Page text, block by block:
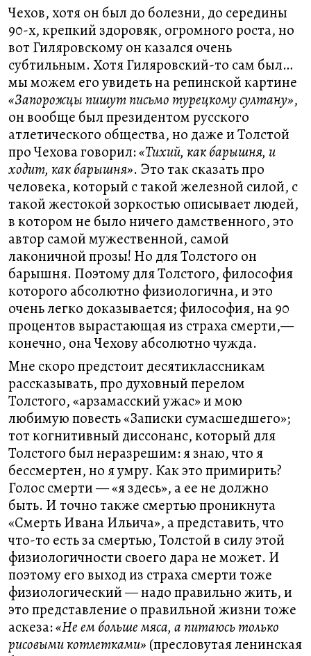
Чехов, хотя он был до болезни, до середины
90-х, крепкий здоровяк, огромного роста, но
вот Гиляровскому он казался очень
субтильным. Хотя Гиляровский-то сам был…
мы можем его увидеть на репинской картине
«Запорожцы пишут письмо турецкому султану»,
он вообще был президентом русского
атлетического общества, но даже и Толстой
про Чехова говорил:«Тихий, как барышня, и
ходит, как барышня». Это так сказать про
человека, который с такой железной силой, с
такой жестокой зоркостью описывает людей,
в котором не было ничего дамственного, это
автор самой мужественной, самой
лаконичной прозы! Но для Толстого он
барышня. Поэтому для Толстого, философия
которого абсолютно физиологична, и это
очень легко доказывается; философия, на 90
процентов вырастающая из страха смерти,—
конечно, она Чехову абсолютно чужда.
Мне скоро предстоит десятиклассникам
рассказывать, про духовный перелом
Толстого, «арзамасский ужас» и мою
любимую повесть «Записки сумасшедшего»;
тот когнитивный диссонанс, который для
Толстого был неразрешим: я знаю, что я
бессмертен, но я умру. Как это примирить?
Голос смерти — «я здесь», а ее не должно
быть. И точно также смертью проникнута
«Смерть Ивана Ильича», а представить, что
что-то есть за смертью, Толстой в силу этой
физиологичности своего дара не может. И
поэтому его выход из страха смерти тоже
физиологический — надо правильно жить, и
это представление о правильной жизни тоже
аскеза:«Не ем больше мяса, а питаюсь только
рисовыми котлетками» (пресловутая ленинская